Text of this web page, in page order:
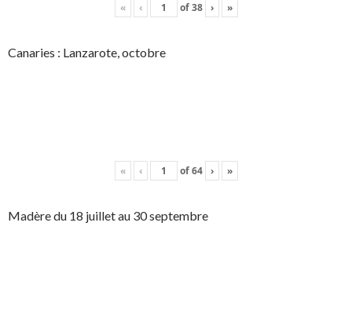
« ‹ of38 › »
Canaries : Lanzarote, octobre
« ‹ of64 › »
Madère du 18 juillet au 30 septembre